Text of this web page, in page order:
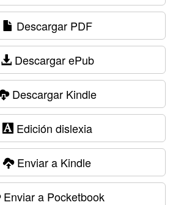
Descargar PDF
Descargar ePub
Descargar Kindle
Edición dislexia
Enviar a Kindle
Enviar a Pocketbook